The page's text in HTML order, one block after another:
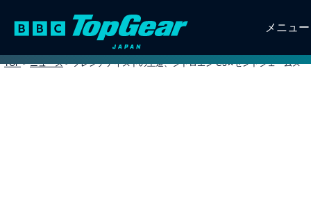
メニュー
TOP > ニュース > フレンチテイストの王道、シトロエン C3✕セントジェームス